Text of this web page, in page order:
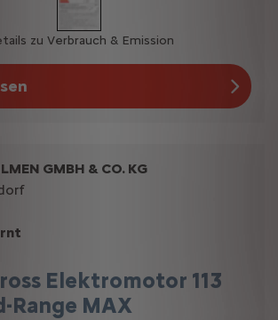
zu Verbrauch & Emission
Elektromotor 113
Range MAX
GMBH & CO. KG